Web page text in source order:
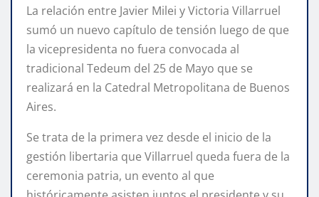
La relación entre Javier Milei y Victoria Villarruel
sumó un nuevo capítulo de tensión luego de que
la vicepresidenta no fuera convocada al
tradicional Tedeum del 25 de Mayo que se
realizará en la Catedral Metropolitana de Buenos
Aires.
Se trata de la primera vez desde el inicio de la
gestión libertaria que Villarruel queda fuera de la
ceremonia patria, un evento al que